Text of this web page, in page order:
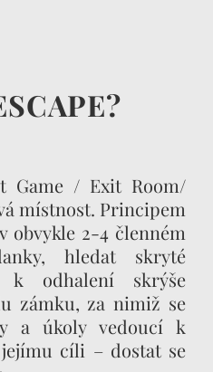
Game / Exit Room/
místnost. Principem
obvykle 2-4 členném
hledat skryté
k odhalení skrýše
zámku, za nimiž se
a úkoly vedoucí k
cíli – dostat se